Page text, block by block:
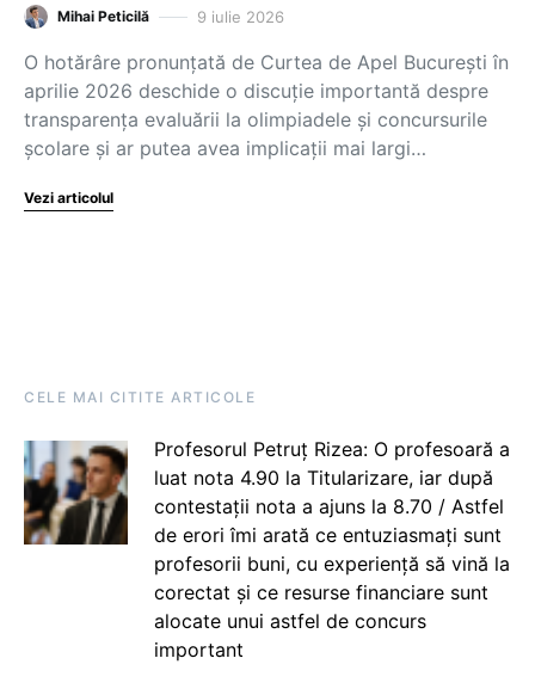
Mihai Peticilă 9 iulie 2026
O hotărâre pronunțată de Curtea de Apel București în
aprilie 2026 deschide o discuție importantă despre
transparența evaluării la olimpiadele și concursurile
școlare și ar putea avea implicații mai largi…
Vezi articolul
CELE MAI CITITE ARTICOLE
Profesorul Petruț Rizea: O profesoară a
luat nota 4.90 la Titularizare, iar după
contestații nota a ajuns la 8.70 / Astfel
de erori îmi arată ce entuziasmați sunt
profesorii buni, cu experiență să vină la
corectat și ce resurse financiare sunt
alocate unui astfel de concurs
important